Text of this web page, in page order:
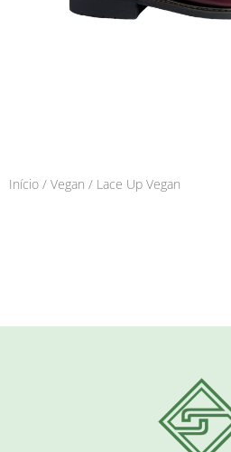
Início / Vegan / Lace Up Vegan